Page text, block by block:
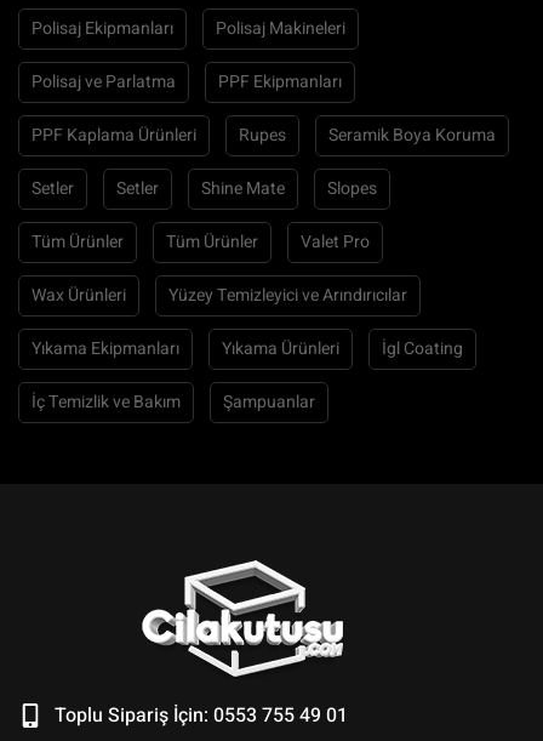
Polisaj Ekipmanları Polisaj Makineleri
Polisaj ve Parlatma PPF Ekipmanları
PPF Kaplama Ürünleri Rupes Seramik Boya Koruma
Setler Setler Shine Mate Slopes
Tüm Ürünler Tüm Ürünler Valet Pro
Wax Ürünleri Yüzey Temizleyici ve Arındırıcılar
Yıkama Ekipmanları Yıkama Ürünleri İgl Coating
İç Temizlik ve Bakım Şampuanlar
Toplu Sipariş İçin: 0553 755 49 01